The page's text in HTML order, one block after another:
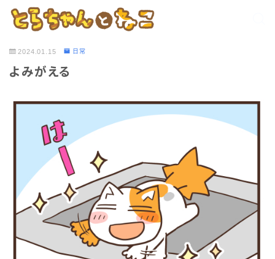
2024.01.15 日常
よみがえる